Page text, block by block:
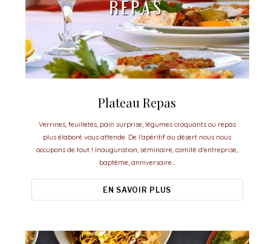
Plateau Repas
Verrines, feuilletés, pain surprise, légumes croquants ou repas
plus élaboré vous attende. De l’apéritif au désert nous nous
occupons de tout ! Inauguration, séminaire, comité d’entreprise,
baptême, anniversaire…
EN SAVOIR PLUS